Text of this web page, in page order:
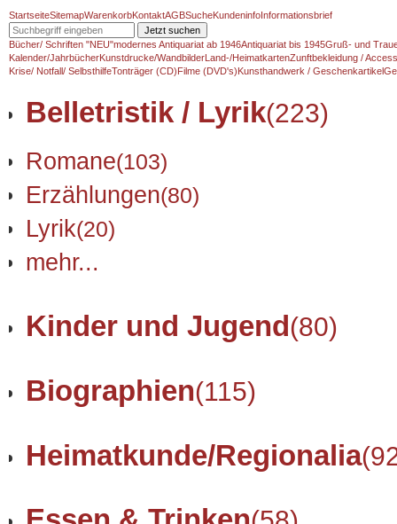
StartseiteSitemapWarenkorbKontaktAGBSucheKundeninfoInformationsbrief
Jetzt suchen
Bücher/ Schriften "NEU"modernes Antiquariat ab 1946Antiquariat bis 1945Gruß- und
Kalender/JahrbücherKunstdrucke/WandbilderLand-/HeimatkartenZunftbekleidung /
Krise/ Notfall/ SelbsthilfeTonträger (CD)Filme (DVD's)Kunsthandwerk / Geschenkartikel
Belletristik / Lyrik(223)
Romane(103)
Erzählungen(80)
Lyrik(20)
mehr...
Kinder und Jugend(80)
Biographien(115)
Heimatkunde/Regionalia